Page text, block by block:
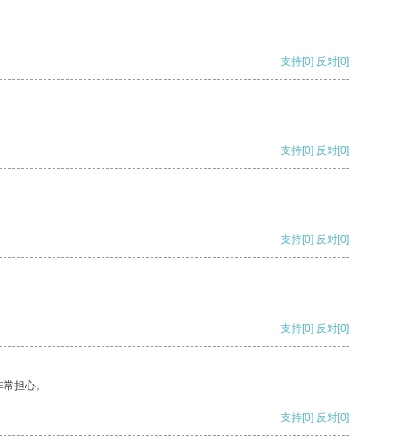
支持[0] 反对[0]
支持[0] 反对[0]
支持[0] 反对[0]
支持[0] 反对[0]
担心。
支持[0] 反对[0]